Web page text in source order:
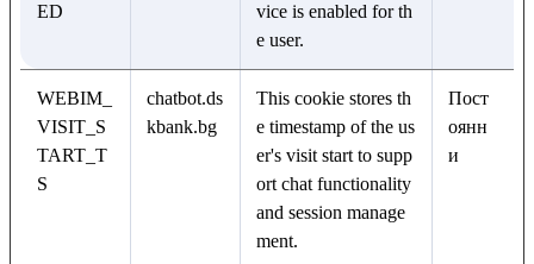
ED
vice is enabled for th
e user.
WEBIM_
VISIT_S
TART_T
S
chatbot.ds
kbank.bg
This cookie stores th
e timestamp of the us
er's visit start to supp
ort chat functionality
and session manage
ment.
Пост
оянн
и